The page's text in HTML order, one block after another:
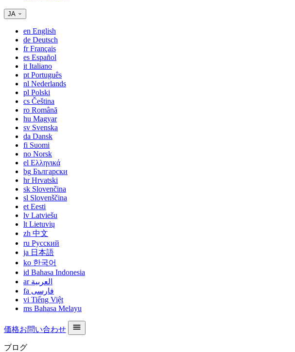
JA
en English
de Deutsch
frFrançais
es Español
it Italiano
pt Português
nl Nederlands
pl Polski
cs Čeština
ro Română
hu Magyar
sv Svenska
da Dansk
fi Suomi
no Norsk
el Ελληνικά
bg Български
hrHrvatski
sk Slovenčina
sl Slovenščina
et Eesti
lv Latviešu
lt Lietuvių
zh 中文
ru Русский
ja 日本語
ko 한국어
id Bahasa Indonesia
ar العربية
fa فارسی
vi Tiếng Việt
ms Bahasa Melayu
価格お問い合わせ
ブログ